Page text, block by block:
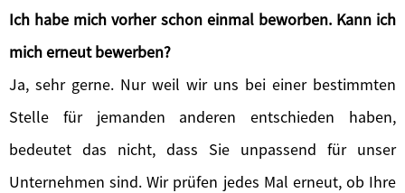
Ich habe mich vorher schon einmal beworben. Kann ich
mich erneut bewerben?
Ja, sehr gerne. Nur weil wir uns bei einer bestimmten
Stelle für jemanden anderen entschieden haben,
bedeutet das nicht, dass Sie unpassend für unser
Unternehmen sind. Wir prüfen jedes Mal erneut, ob Ihre